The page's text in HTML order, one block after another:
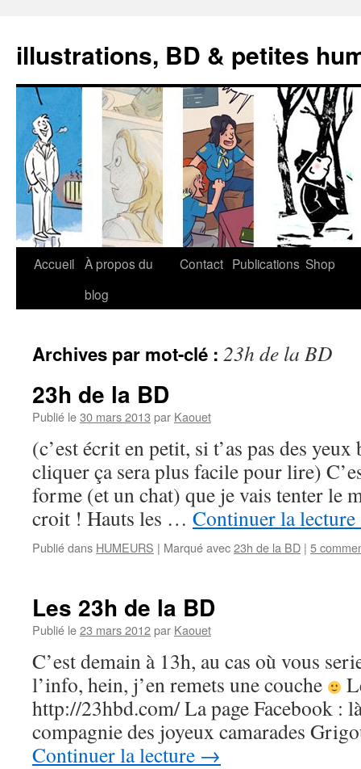
illustrations, BD & petites
Aller
Accueil À propos du
blog
Contact Publications Shop
Archives par mot-clé : 23h de la BD
23h de la BD
Publié le30 mars 2013 par Kaouet
(c’est écrit en petit, si t’as pas des
cliquer ça sera plus facile pour lire)
forme (et un chat) que je vais tenter le
croit ! Hauts les … Continuer la lecture
Publié dans HUMEURS | Marqué avec23h de la BD | 5
Les 23h de la BD
Publié le23 mars 2012par Kaouet
C’est demain à 13h, au cas où vous
l’info, hein, j’en remets une couche
http://23hbd.com/ La page Facebook :
compagnie des joyeux camarades
Continuer la lecture →